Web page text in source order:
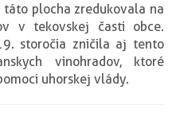
plocha zredukovala na
v tekovskej časti obce.
storočia zničila aj tento
vinohradov, ktoré
uhorskej vlády.